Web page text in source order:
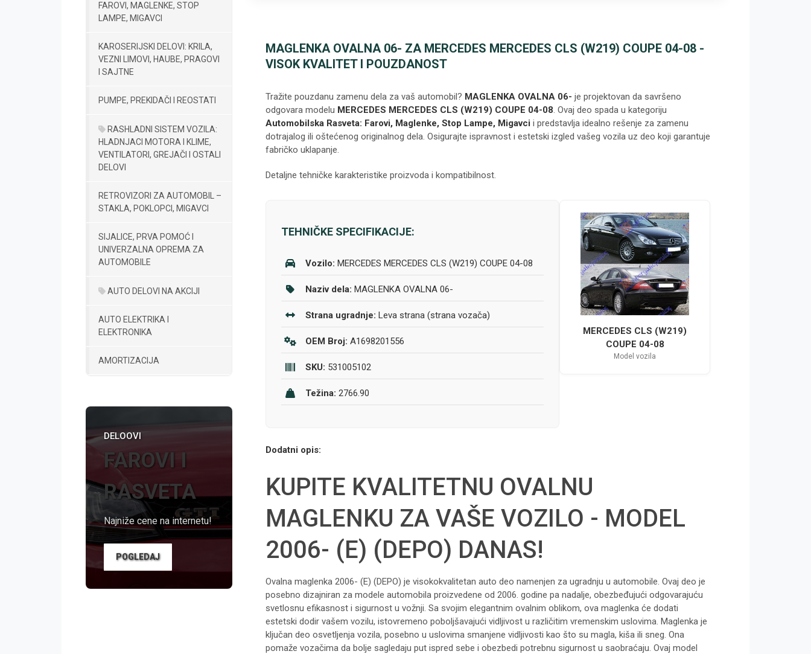
FAROVI, MAGLENKE, STOP
LAMPE, MIGAVCI
KAROSERIJSKI DELOVI: KRILA,
VEZNI LIMOVI, HAUBE, PRAGOVI
I SAJTNE
PUMPE, PREKIDAČI I REOSTATI
RASHLADNI SISTEM VOZILA:
HLADNJACI MOTORA I KLIME,
VENTILATORI, GREJAČI I OSTALI
DELOVI
RETROVIZORI ZA AUTOMOBIL –
STAKLA, POKLOPCI, MIGAVCI
SIJALICE, PRVA POMOĆ I
UNIVERZALNA OPREMA ZA
AUTOMOBILE
AUTO DELOVI NA AKCIJI
AUTO ELEKTRIKA I
ELEKTRONIKA
AMORTIZACIJA
DELOOVI
FAROVI I
RASVETA
Najniže cene na internetu!
POGLEDAJ
MAGLENKA OVALNA 06- ZA MERCEDES MERCEDES CLS (W219) COUPE 04-08 -
VISOK KVALITET I POUZDANOST
Tražite pouzdanu zamenu dela za vaš automobil? MAGLENKA OVALNA 06- je projektovan da savršeno
odgovara modelu MERCEDES MERCEDES CLS (W219) COUPE 04-08. Ovaj deo spada u kategoriju
Automobilska Rasveta: Farovi, Maglenke, Stop Lampe, Migavci i predstavlja idealno rešenje za zamenu
dotrajalog ili oštećenog originalnog dela. Osigurajte ispravnost i estetski izgled vašeg vozila uz deo koji garantuje
fabričko uklapanje.
Detaljne tehničke karakteristike proizvoda i kompatibilnost.
TEHNIČKE SPECIFIKACIJE:
Vozilo: MERCEDES MERCEDES CLS (W219) COUPE 04-08
Naziv dela: MAGLENKA OVALNA 06-
Strana ugradnje: Leva strana (strana vozača)
OEM Broj: A1698201556
SKU: 531005102
Težina: 2766.90
MERCEDES CLS (W219)
COUPE 04-08
Model vozila
Dodatni opis:
KUPITE KVALITETNU OVALNU
MAGLENKU ZA VAŠE VOZILO - MODEL
2006- (E) (DEPO) DANAS!
Ovalna maglenka 2006- (E) (DEPO) je visokokvalitetan auto deo namenjen za ugradnju u automobile. Ovaj deo je
posebno dizajniran za modele automobila proizvedene od 2006. godine pa nadalje, obezbeđujući odgovarajuću
svetlosnu efikasnost i sigurnost u vožnji. Sa svojim elegantnim ovalnim oblikom, ova maglenka će dodati
estetski dodir vašem vozilu, istovremeno poboljšavajući vidljivost u različitim vremenskim uslovima. Maglenka je
ključan deo osvetljenja vozila, posebno u uslovima smanjene vidljivosti kao što su magla, kiša ili sneg. Ona
pomaže vozačima da bolje sagledaju put ispred sebe i obezbedi potrebnu sigurnost u saobraćaju. Ovaj model